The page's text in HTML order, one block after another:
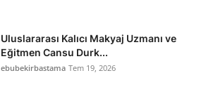
Uluslararası Kalıcı Makyaj Uzmanı ve
Eğitmen Cansu Durk...
ebubekirbastama Tem 19, 2026